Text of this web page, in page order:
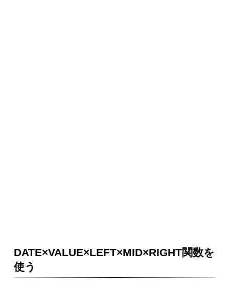
DATE×VALUE×LEFT×MID×RIGHT関数を
使う